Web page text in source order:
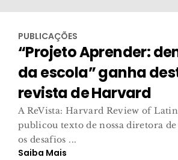
PUBLICAÇÕES
“Projeto Aprender:
da escola” ganha
revista de Harvard
A ReVista: Harvard Review of
publicou texto de nossa diretora
os desafios ...
Saiba Mais